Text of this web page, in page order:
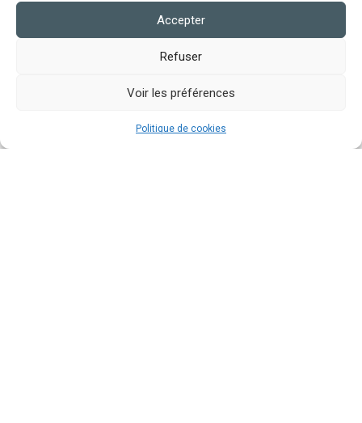
Accepter
Refuser
Voir les préférences
Politique de cookies